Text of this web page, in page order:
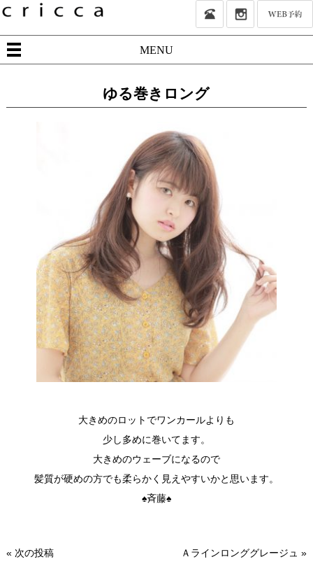
MENU
ゆる巻きロング
大きめのロットでワンカールよりも
少し多めに巻いてます。
大きめのウェーブになるので
髪質が硬めの方でも柔らかく見えやすいかと思います。
♠斉藤♠
« 次の投稿 Ａラインロンググレージュ »